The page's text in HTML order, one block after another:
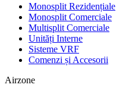
Monosplit Rezidențiale
Monosplit Comerciale
Multisplit Comerciale
Unități Interne
Sisteme VRF
Comenzi și Accesorii
Airzone